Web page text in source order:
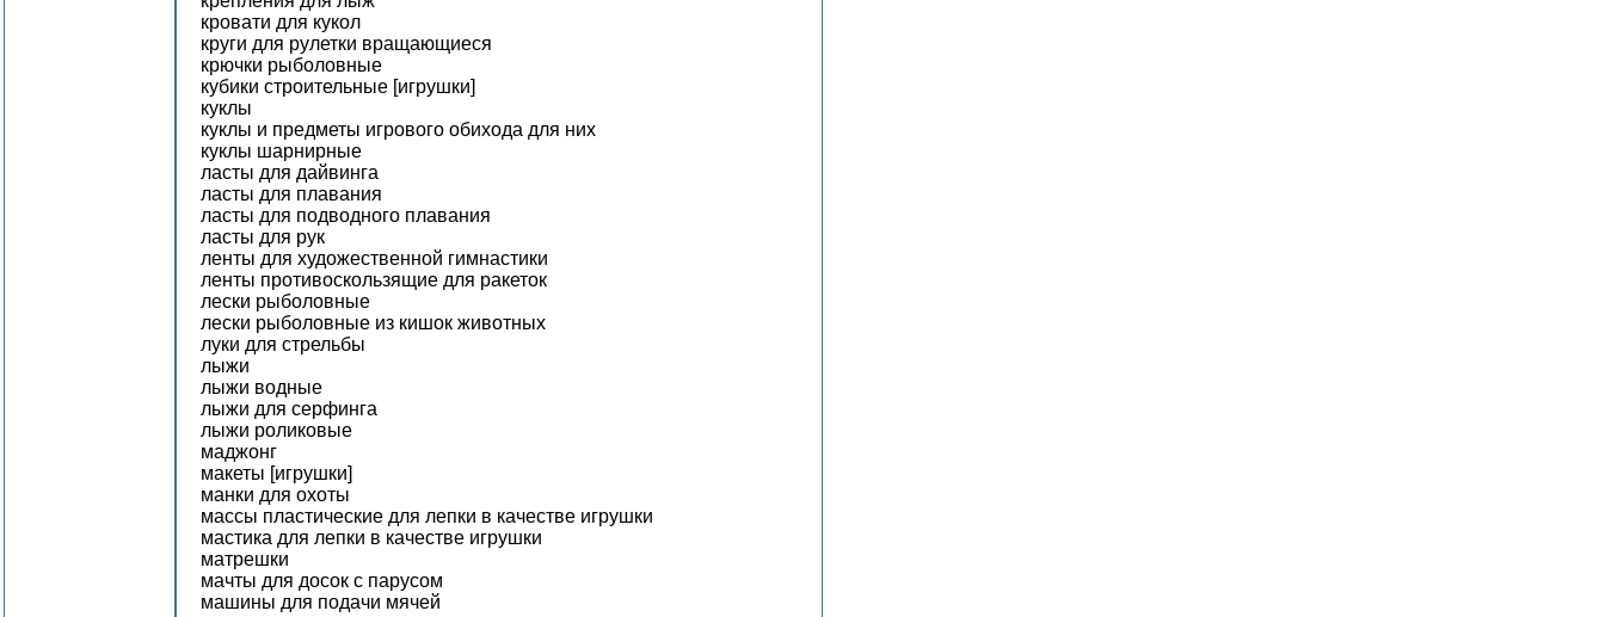
кровати для кукол
круги для рулетки вращающиеся
крючки рыболовные
кубики строительные [игрушки]
куклы
куклы и предметы игрового обихода для них
куклы шарнирные
ласты для дайвинга
ласты для плавания
ласты для подводного плавания
ласты для рук
ленты для художественной гимнастики
ленты противоскользящие для ракеток
лески рыболовные
лески рыболовные из кишок животных
луки для стрельбы
лыжи
лыжи водные
лыжи для серфинга
лыжи роликовые
маджонг
макеты [игрушки]
манки для охоты
массы пластические для лепки в качестве игрушки
мастика для лепки в качестве игрушки
матрешки
мачты для досок с парусом
машины для подачи мячей